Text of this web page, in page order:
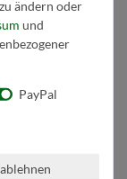
E-Mail.
ändern oder
und
PayPal